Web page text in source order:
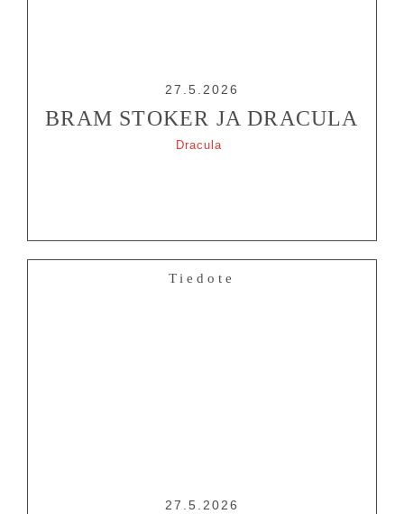
27.5.2026
BRAM STOKER JA DRACULA
Dracula
Tiedote
27.5.2026